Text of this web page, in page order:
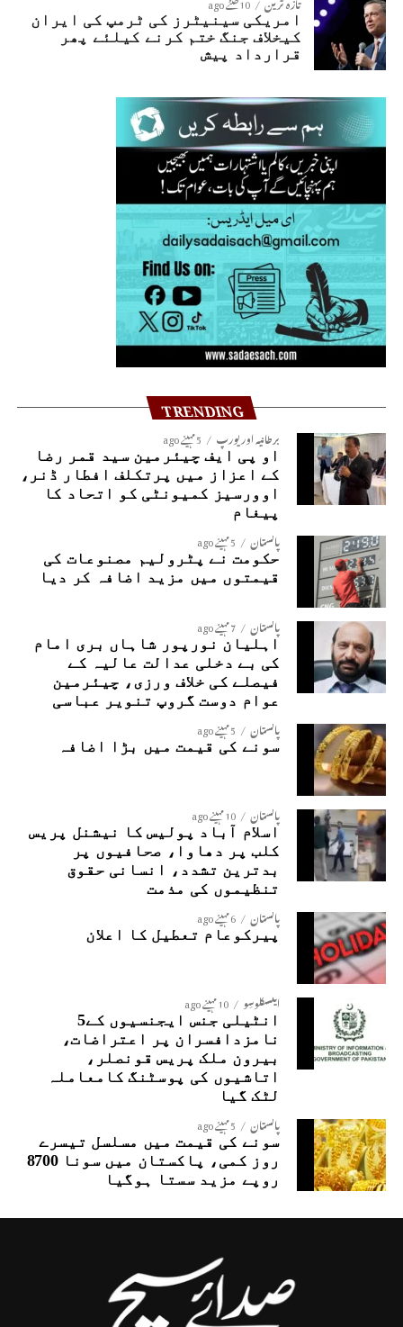
امریکی سینیٹرز کی ٹرمپ کی ایران
کیخلاف جنگ ختم کرنے کیلئے پھر
قرارداد پیش
TRENDING
برطانیہ اور یورپ 5 مہینے ago
او پی ایف چیئرمین سید قمر رضا
کے اعزاز میں پرتکلف افطار ڈنر،
اوورسیز کمیونٹی کو اتحاد کا
پیغام
پاکستان 5 مہینے ago
حکومت نے پٹرولیم مصنوعات کی
قیمتوں میں مزید اضافہ کر دیا
پاکستان 7 مہینے ago
اہلیان نورپور شاہاں بری امام
کی بے دخلی عدالت عالیہ کے
فیصلے کی خلاف ورزی، چیئرمین
عوام دوست گروپ تنویر عباسی
پاکستان 5 مہینے ago
سونے کی قیمت میں بڑا اضافہ
پاکستان 10 مہینے ago
اسلام آباد پولیس کا نیشنل پریس
کلب پر دھاوا، صحافیوں پر
بدترین تشدد، انسانی حقوق
تنظیموں کی مذمت
پاکستان 6 مہینے ago
پیرکوعام تعطیل کا اعلان
ایکسکلوسِو 10 مہینے ago
انٹیلی جنس ایجنسیوں کے5
نامزدافسران پر اعتراضات،
بیرون ملک پریس قونصلر،
اتاشیوں کی پوسٹنگ کامعاملہ
لٹک گیا
پاکستان 5 مہینے ago
سونے کی قیمت میں مسلسل تیسرے
روز کمی، پاکستان میں سونا 8700
روپے مزید سستا ہوگیا